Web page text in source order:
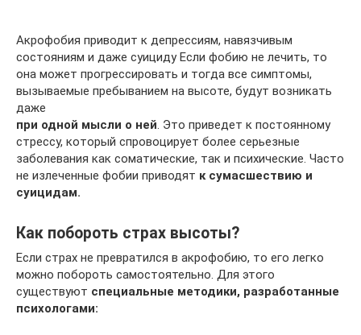
Акрофобия приводит к депрессиям, навязчивым
состояниям и даже суициду Если фобию не лечить, то
она может прогрессировать и тогда все симптомы,
вызываемые пребыванием на высоте, будут возникать
даже
при одной мысли о ней. Это приведет к постоянному
стрессу, который спровоцирует более серьезные
заболевания как соматические, так и психические. Часто
не излеченные фобии приводят к сумасшествию и
суицидам.
Как побороть страх высоты?
Если страх не превратился в акрофобию, то его легко
можно побороть самостоятельно. Для этого
существуют специальные методики, разработанные
психологами: